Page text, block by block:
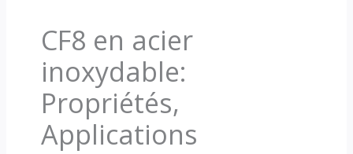
CF8 en acier
inoxydable:
Propriétés,
Applications